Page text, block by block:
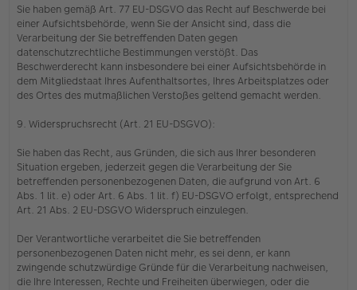
Sie haben gemäß Art. 77 EU-DSGVO das Recht auf Beschwerde bei
einer Aufsichtsbehörde, wenn Sie der Ansicht sind, dass die
Verarbeitung der Sie betreffenden Daten gegen
datenschutzrechtliche Bestimmungen verstößt. Das
Beschwerderecht kann insbesondere bei einer Aufsichtsbehörde in
dem Mitgliedstaat Ihres Aufenthaltsortes, Ihres Arbeitsplatzes oder
des Ortes des mutmaßlichen Verstoßes geltend gemacht werden.
9. Widerspruchsrecht (Art. 21 EU-DSGVO):
Sie haben das Recht, aus Gründen, die sich aus Ihrer besonderen
Situation ergeben, jederzeit gegen die Verarbeitung der Sie
betreffenden personenbezogenen Daten, die aufgrund von Art. 6
Abs. 1 lit. e) oder Art. 6 Abs. 1 lit. f) EU-DSGVO erfolgt, entsprechend
Art. 21 Abs. 2 EU-DSGVO Widerspruch einzulegen.
Der Verantwortliche verarbeitet die Sie betreffenden
personenbezogenen Daten nicht mehr, es sei denn, er kann
zwingende schutzwürdige Gründe für die Verarbeitung nachweisen,
die Ihre Interessen, Rechte und Freiheiten überwiegen, oder die